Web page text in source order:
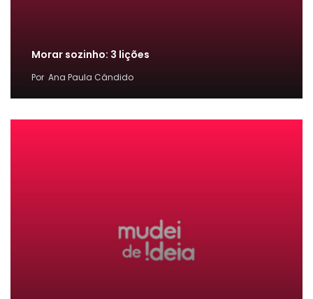
Morar sozinho: 3 lições
Por Ana Paula Cândido